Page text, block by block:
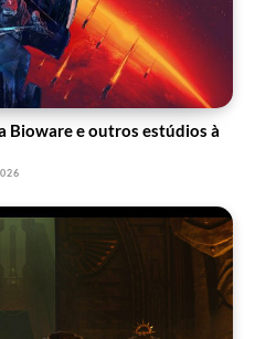
Bioware e outros estúdios à